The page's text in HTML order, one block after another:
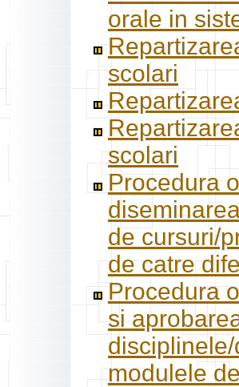
orale in
scolari
scolari
Procedura
de cursuri/
de catre
Procedura
si
modulele